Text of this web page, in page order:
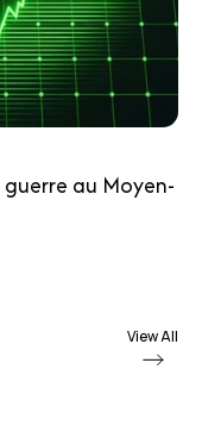
au Moyen-
View All